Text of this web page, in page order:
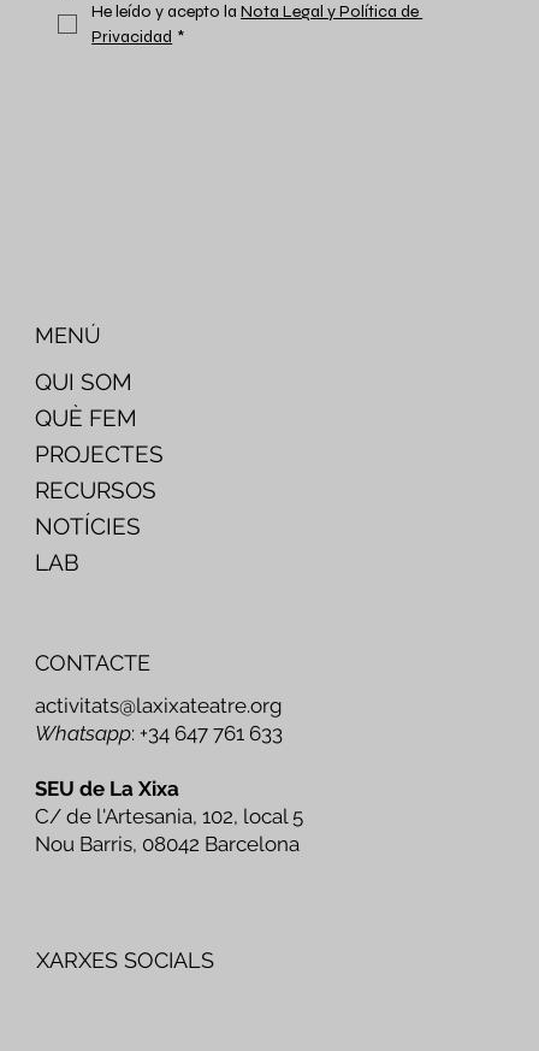
He leído y acepto la Nota Legal y Política de
Privacidad *
QUI SOM
QUÈ FEM
PROJECTES
RECURSOS
NOTÍCIES
LAB
MENÚ
CONTACTE
activitats@laxixateatre.org
Whatsapp: +34 647 761 633
SEU de La Xixa
C/ de l'Artesania, 102, local 5
Nou Barris, 08042 Barcelona
XARXES SOCIALS